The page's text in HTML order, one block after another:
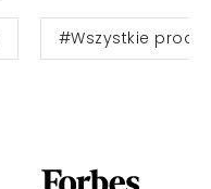
#Wszystkie